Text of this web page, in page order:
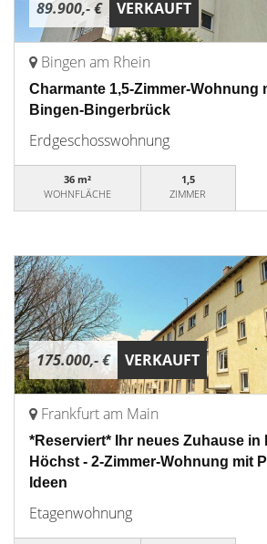
89.900,- € VERKAUFT
Bingen am Rhein
Charmante 1,5-Zimmer-Wohnung
Bingen-Bingerbrück
Erdgeschosswohnung
36 m²
WOHNFLÄCHE
1,5
ZIMMER
175.000,- € VERKAUFT
Frankfurt am Main
*Reserviert* Ihr neues Zuhause in
Höchst - 2-Zimmer-Wohnung mit
Ideen
Etagenwohnung